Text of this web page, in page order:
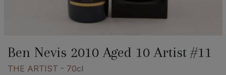
Ben Nevis 2010 Aged 10 Artist #11
THE ARTIST - 70cl